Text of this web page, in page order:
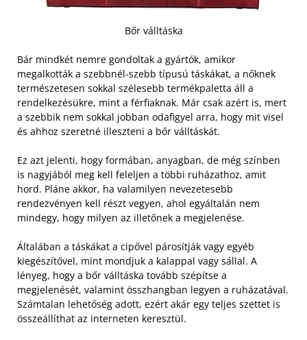
Bőr válltáska
Bár mindkét nemre gondoltak a gyártók, amikor
megalkották a szebbnél-szebb típusú táskákat, a nőknek
természetesen sokkal szélesebb termékpaletta áll a
rendelkezésükre, mint a férfiaknak. Már csak azért is, mert
a szebbik nem sokkal jobban odafigyel arra, hogy mit visel
és ahhoz szeretné illeszteni a bőr válltáskát.
Ez azt jelenti, hogy formában, anyagban, de még színben
is nagyjából meg kell feleljen a többi ruházathoz, amit
hord. Pláne akkor, ha valamilyen nevezetesebb
rendezvényen kell részt vegyen, ahol egyáltalán nem
mindegy, hogy milyen az illetőnek a megjelenése.
Általában a táskákat a cipővel párosítják vagy egyéb
kiegészítővel, mint mondjuk a kalappal vagy sállal. A
lényeg, hogy a bőr válltáska tovább szépítse a
megjelenését, valamint összhangban legyen a ruházatával.
Számtalan lehetőség adott, ezért akár egy teljes szettet is
összeállíthat az interneten keresztül.